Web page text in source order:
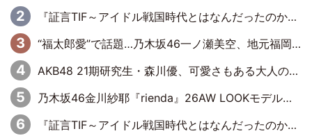
『証言TIF～アイドル戦国時代とはなんだったのか～』第6回：でんぱ組.inc・古川未鈴×相沢梨紗「『ハロプロやりたかったな』って言ったら、夢眠ねむさんに『てめえはでんぱ組．incなんだよ！』って肩パンされて(笑)」
“福太郎愛”で話題…乃木坂46一ノ瀬美空、地元福岡『めんべい25周年トップサポーター』に就任
AKB48 21期研究生・森川優、可愛さもある大人の女性に
乃木坂46金川紗耶『rienda』26AW LOOKモデルに就任
『証言TIF～アイドル戦国時代とはなんだったのか～』第11回：私立恵比寿中学・真山りか×安本彩花「TIFで10年ぶりのキョンシーメイクをしたら、場を完全に引かせてしまって。時代が変わったんだなって」